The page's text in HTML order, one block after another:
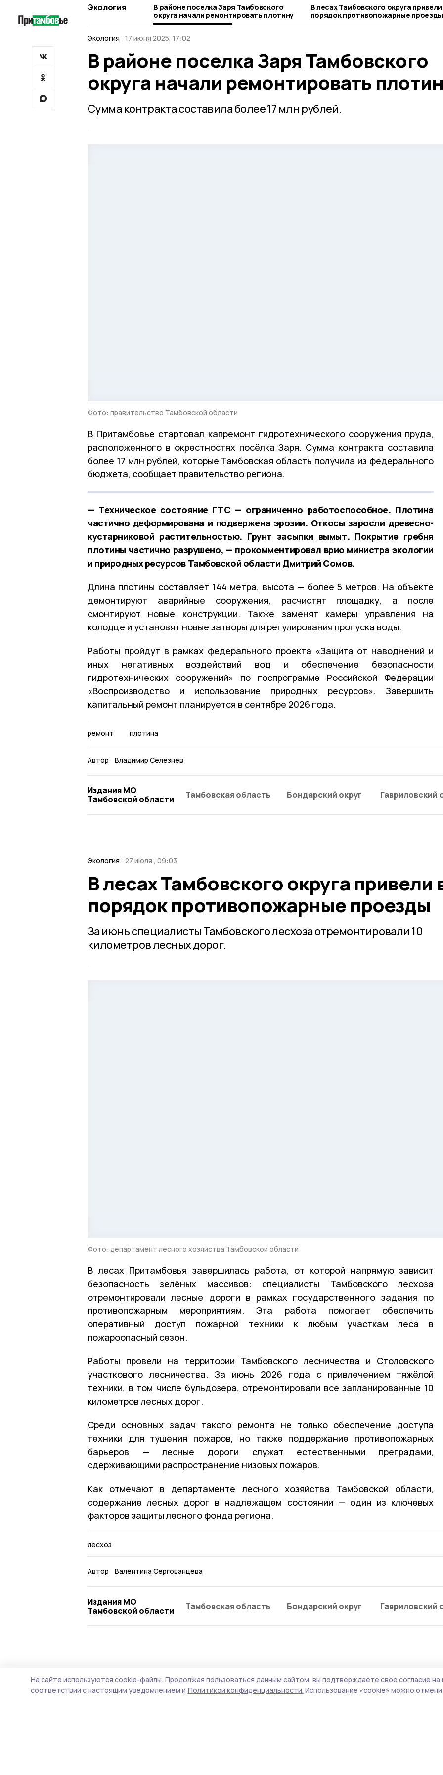
Экология
В районе поселка Заря Тамбовского
округа начали ремонтировать плотину
В лесах Тамбовского округа привели
порядок противопожарные проезды
Экология 17 июня 2025, 17:02
В районе поселка Заря Тамбовского
округа начали ремонтировать
Сумма контракта составила более 17 млн рублей.
Фото: правительство Тамбовской области
В Притамбовье стартовал капремонт гидротехнического сооружения пруда,
расположенного в окрестностях посёлка Заря. Сумма контракта составила
более 17 млн рублей, которые Тамбовская область получила из федерального
бюджета, сообщает правительство региона.
— Техническое состояние ГТС — ограниченно работоспособное. Плотина
частично деформирована и подвержена эрозии. Откосы заросли древесно-
кустарниковой растительностью. Грунт засыпки вымыт. Покрытие гребня
плотины частично разрушено, — прокомментировал врио министра экологии
и природных ресурсов Тамбовской области Дмитрий Сомов.
Длина плотины составляет 144 метра, высота — более 5 метров. На объекте
демонтируют аварийные сооружения, расчистят площадку, а после
смонтируют новые конструкции. Также заменят камеры управления на
колодце и установят новые затворы для регулирования пропуска воды.
Работы пройдут в рамках федерального проекта «Защита от наводнений и
иных негативных воздействий вод и обеспечение безопасности
гидротехнических сооружений» по госпрограмме Российской Федерации
«Воспроизводство и использование природных ресурсов». Завершить
капитальный ремонт планируется в сентябре 2026 года.
ремонт плотина
Автор: Владимир Селезнев
Издания МО
Тамбовской области
Тамбовская область Бондарский округ Гавриловский
Экология 27 июля , 09:03
В лесах Тамбовского округа привели
порядок противопожарные проезды
За июнь специалисты Тамбовского лесхоза отремонтировали 10
километров лесных дорог.
Фото: департамент лесного хозяйства Тамбовской области
В лесах Притамбовья завершилась работа, от которой напрямую зависит
безопасность зелёных массивов: специалисты Тамбовского лесхоза
отремонтировали лесные дороги в рамках государственного задания по
противопожарным мероприятиям. Эта работа помогает обеспечить
оперативный доступ пожарной техники к любым участкам леса в
пожароопасный сезон.
Работы провели на территории Тамбовского лесничества и Столовского
участкового лесничества. За июнь 2026 года с привлечением тяжёлой
техники, в том числе бульдозера, отремонтировали все запланированные 10
километров лесных дорог.
Среди основных задач такого ремонта не только обеспечение доступа
техники для тушения пожаров, но также поддержание противопожарных
барьеров — лесные дороги служат естественными преградами,
сдерживающими распространение низовых пожаров.
Как отмечают в департаменте лесного хозяйства Тамбовской области,
содержание лесных дорог в надлежащем состоянии — один из ключевых
факторов защиты лесного фонда региона.
лесхоз
Автор: Валентина Сергованцева
Издания МО
Тамбовской области
Тамбовская область Бондарский округ Гавриловский
С «РКС-Тамбов» взыскали более 4,6
На сайте используются cookie-файлы. Продолжая пользоваться данным сайтом, вы подтверждаете свое согласие на
соответствии с настоящим уведомлением и Политикой конфиденциальности. Использование «cookie» можно